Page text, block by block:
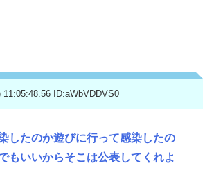
11:05:48.56 ID:aWbVDDVS0
したのか遊びに行って感染したの
もいいからそこは公表してくれよ